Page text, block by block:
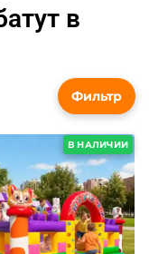
в
В НАЛИЧИИ
Фильтр